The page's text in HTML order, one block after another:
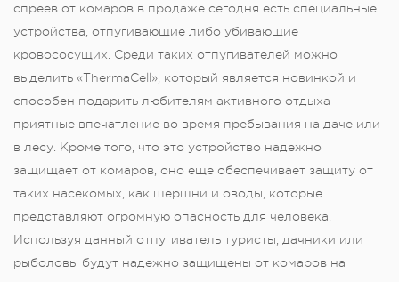
спреев от комаров в продаже сегодня есть специальные
устройства, отпугивающие либо убивающие
кровососущих. Среди таких отпугивателей можно
выделить «ThermaCell», который является новинкой и
способен подарить любителям активного отдыха
приятные впечатление во время пребывания на даче или
в лесу. Кроме того, что это устройство надежно
защищает от комаров, оно еще обеспечивает защиту от
таких насекомых, как шершни и оводы, которые
представляют огромную опасность для человека.
Используя данный отпугиватель туристы, дачники или
рыболовы будут надежно защищены от комаров на